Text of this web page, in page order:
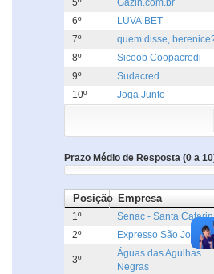
5º
Gazin.com.br
6º
LUVA.BET
7º
quem disse,
8º
Sicoob Coopacredi
9º
Sudacred
10º
Joga Junto
Prazo Médio de Resposta (0 a
Posição Empresa
1º Senac - Santa
2º
Expresso São José
3º
Águas das Agulhas
Negras